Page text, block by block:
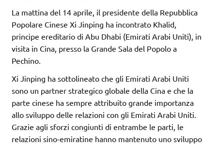
La mattina del 14 aprile, il presidente della Repubblica
Popolare Cinese Xi Jinping ha incontrato Khalid,
principe ereditario di Abu Dhabi (Emirati Arabi Uniti), in
visita in Cina, presso la Grande Sala del Popolo a
Pechino.
Xi Jinping ha sottolineato che gli Emirati Arabi Uniti
sono un partner strategico globale della Cina e che la
parte cinese ha sempre attribuito grande importanza
allo sviluppo delle relazioni con gli Emirati Arabi Uniti.
Grazie agli sforzi congiunti di entrambe le parti, le
relazioni sino-emiratine hanno mantenuto uno sviluppo